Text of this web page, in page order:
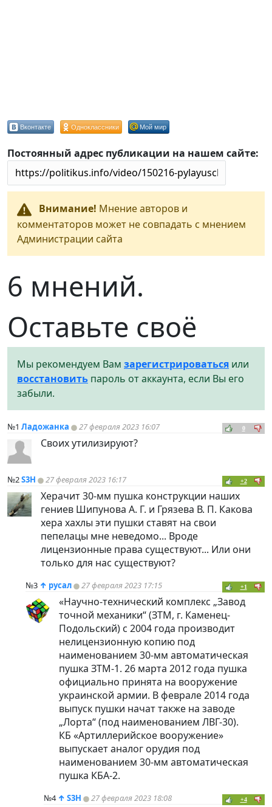
Вконтакте Одноклассники Мой мир
Постоянный адрес публикации на нашем сайте:
Внимание! Мнение авторов и
комментаторов может не совпадать с мнением
Администрации сайта
6 мнений.
Оставьте своё
Мы рекомендуем Вам зарегистрироваться или
восстановить пароль от аккаунта, если Вы его
забыли.
№1 Ладожанка 27 февраля 2023 16:07 0
Своих утилизируют?
№2S3H 27 февраля 2023 16:17 +2
Херачит 30-мм пушка конструкции наших
гениев Шипунова А. Г. и Грязева В. П. Какова
хера хахлы эти пушки ставят на свои
пепелацы мне неведомо... Вроде
лицензионные права существуют... Или они
только для нас существуют?
№3 ↑ русал 27 февраля 2023 17:15 +1
«Научно-технический комплекс „Завод
точной механики“ (ЗТМ, г. Каменец-
Подольский) с 2004 года производит
нелицензионную копию под
наименованием 30-мм автоматическая
пушка ЗТМ-1. 26 марта 2012 года пушка
официально принята на вооружение
украинской армии. В феврале 2014 года
выпуск пушки начат также на заводе
„Лорта“ (под наименованием ЛВГ-30).
КБ «Артиллерийское вооружение»
выпускает аналог орудия под
наименованием 30-мм автоматическая
пушка КБА-2.
№4 ↑ S3H 27 февраля 2023 18:08 +4